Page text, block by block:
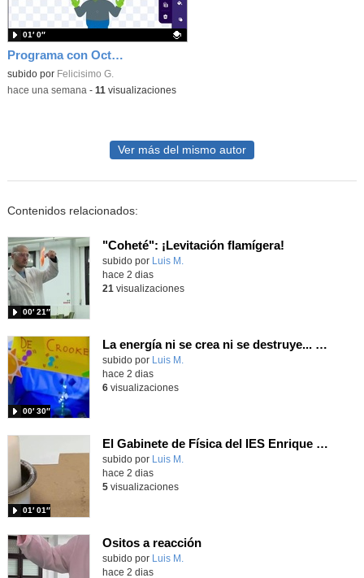
Programa con OctoStudio, un juego homenajeando al House of the dead con Zombies
Contenido educativo.
subido por Felicisimo G.
01′ 0″
-hace una semana - 11 visualizaciones
Ver más del mismo autor
Contenidos relacionados:
"Coheté": ¡Levitación flamígera!
Contenido educativo.
subido por Luis M.
00′ 21″
hace 2 dias
21 visualizaciones
La energía ni se crea ni se destruye... ¡se experimenta! El Tierno en la Feria Madrid es Ciencia 2026
Contenido educativo.
subido por Luis M.
00′ 30″
hace 2 dias
6visualizaciones
El Gabinete de Física del IES Enrique Tierno Galván de Parla (Curso 25-26)
Contenido educativo.
subido por Luis M.
01′ 01″
hace 2 dias
5visualizaciones
Ositos a reacción
Contenido educativo.
subido por Luis M.
hace 2 dias